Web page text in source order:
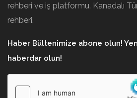
rehberi ve iş platformu. Kanadalı
rehberi.
Haber Bültenimize abone olun!
haberdar olun!